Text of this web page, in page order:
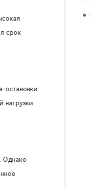
срок
остановки
нагрузки.
Однако